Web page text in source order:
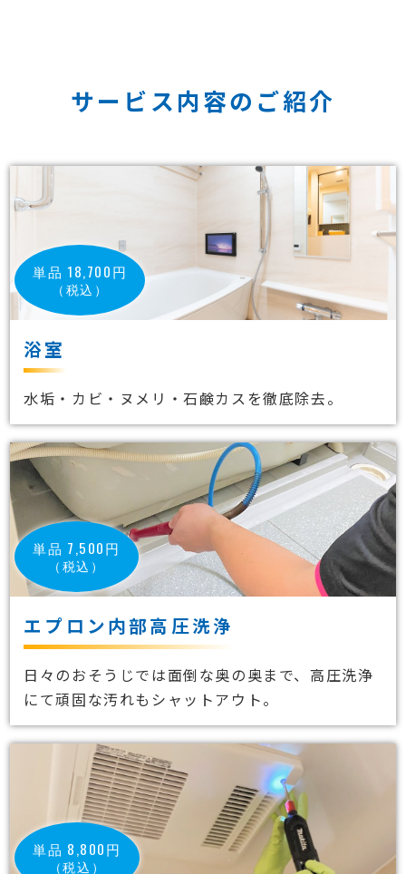
サービス内容のご紹介
単品 18,700円
（税込）
浴室
水垢・カビ・ヌメリ・石鹸カスを徹底除去。
単品 7,500円
（税込）
エプロン内部高圧洗浄
日々のおそうじでは面倒な奥の奥まで、高圧洗浄
にて頑固な汚れもシャットアウト。
単品 8,800円
（税込）